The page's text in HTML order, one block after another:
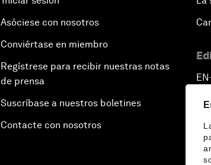
Asóciese con nosotros
Conviértase en miembro
Regístrese para recibir nuestras notas
de prensa
Suscríbase a nuestros boletines
Contacte con nosotros
EN ▪